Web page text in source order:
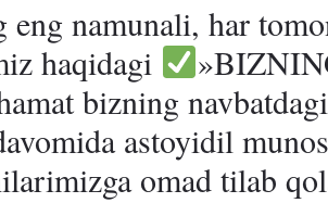
namunali, har
haqidagi
bizning
astoyidil
omad tilab